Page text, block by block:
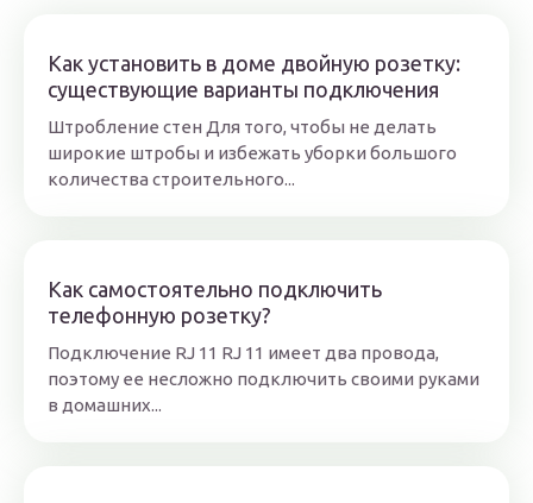
Как установить в доме двойную розетку:
существующие варианты подключения
Штробление стен Для того, чтобы не делать
широкие штробы и избежать уборки большого
количества строительного...
Как самостоятельно подключить
телефонную розетку?
Подключение RJ 11 RJ 11 имеет два провода,
поэтому ее несложно подключить своими руками
в домашних...